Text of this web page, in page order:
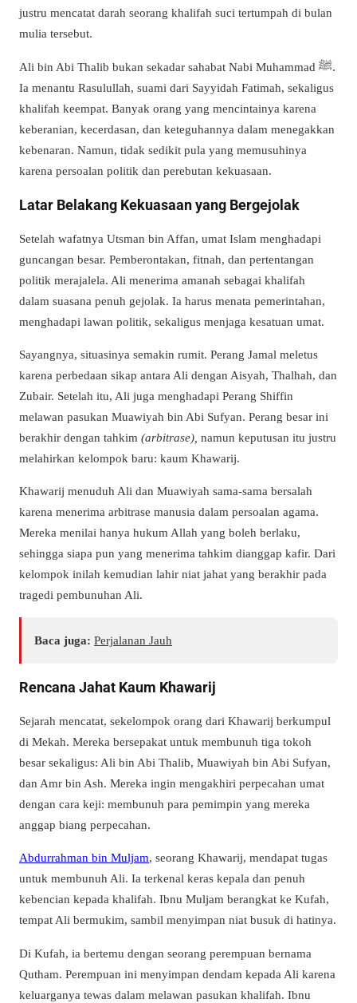
justru mencatat darah seorang khalifah suci tertumpah di bulan
mulia tersebut.
Ali bin Abi Thalib bukan sekadar sahabat Nabi Muhammad ﷺ.
Ia menantu Rasulullah, suami dari Sayyidah Fatimah, sekaligus
khalifah keempat. Banyak orang yang mencintainya karena
keberanian, kecerdasan, dan keteguhannya dalam menegakkan
kebenaran. Namun, tidak sedikit pula yang memusuhinya
karena persoalan politik dan perebutan kekuasaan.
Latar Belakang Kekuasaan yang Bergejolak
Setelah wafatnya Utsman bin Affan, umat Islam menghadapi
guncangan besar. Pemberontakan, fitnah, dan pertentangan
politik merajalela. Ali menerima amanah sebagai khalifah
dalam suasana penuh gejolak. Ia harus menata pemerintahan,
menghadapi lawan politik, sekaligus menjaga kesatuan umat.
Sayangnya, situasinya semakin rumit. Perang Jamal meletus
karena perbedaan sikap antara Ali dengan Aisyah, Thalhah, dan
Zubair. Setelah itu, Ali juga menghadapi Perang Shiffin
melawan pasukan Muawiyah bin Abi Sufyan. Perang besar ini
berakhir dengan tahkim (arbitrase), namun keputusan itu justru
melahirkan kelompok baru: kaum Khawarij.
Khawarij menuduh Ali dan Muawiyah sama-sama bersalah
karena menerima arbitrase manusia dalam persoalan agama.
Mereka menilai hanya hukum Allah yang boleh berlaku,
sehingga siapa pun yang menerima tahkim dianggap kafir. Dari
kelompok inilah kemudian lahir niat jahat yang berakhir pada
tragedi pembunuhan Ali.
Baca juga: Perjalanan Jauh
Rencana Jahat Kaum Khawarij
Sejarah mencatat, sekelompok orang dari Khawarij berkumpul
di Mekah. Mereka bersepakat untuk membunuh tiga tokoh
besar sekaligus: Ali bin Abi Thalib, Muawiyah bin Abi Sufyan,
dan Amr bin Ash. Mereka ingin mengakhiri perpecahan umat
dengan cara keji: membunuh para pemimpin yang mereka
anggap biang perpecahan.
Abdurrahman bin Muljam, seorang Khawarij, mendapat tugas
untuk membunuh Ali. Ia terkenal keras kepala dan penuh
kebencian kepada khalifah. Ibnu Muljam berangkat ke Kufah,
tempat Ali bermukim, sambil menyimpan niat busuk di hatinya.
Di Kufah, ia bertemu dengan seorang perempuan bernama
Qutham. Perempuan ini menyimpan dendam kepada Ali karena
keluarganya tewas dalam melawan pasukan khalifah. Ibnu